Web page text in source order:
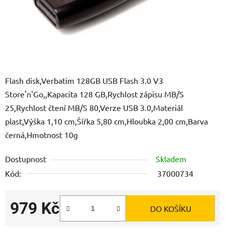
Flash disk,Verbatim 128GB USB Flash 3.0 V3
Store'n'Go,,Kapacita 128 GB,Rychlost zápisu MB/S
25,Rychlost čtení MB/S 80,Verze USB 3.0,Materiál
plast,Výška 1,10 cm,Šířka 5,80 cm,Hloubka 2,00 cm,Barva
černá,Hmotnost 10g
Dostupnost
Skladem
Kód:
37000734
979 Kč DO KOŠÍKU